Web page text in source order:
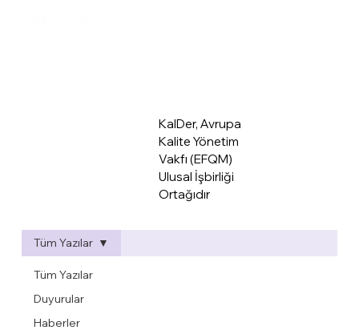
KalDer, Avrupa
Kalite Yönetim
Vakfı (EFQM)
Ulusal İşbirliği
Ortağıdır
Tüm Yazılar
Duyurular
Haberler
Tüm Yazılar